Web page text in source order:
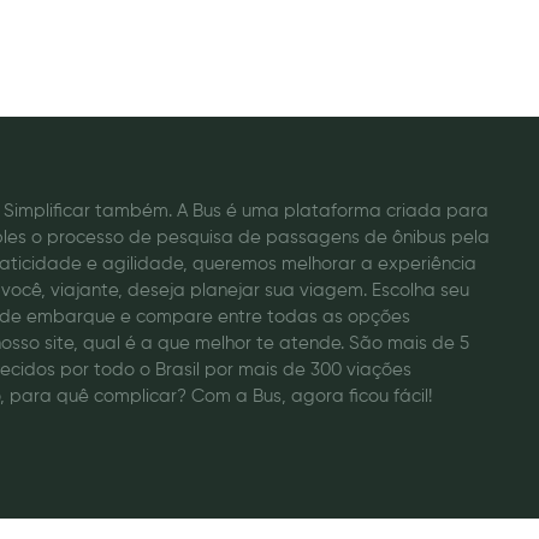
Simplificar também. A Bus é uma plataforma criada para
o processo de pesquisa de passagens de ônibus pela
e agilidade, queremos melhorar a experiência
viajante, deseja planejar sua viagem. Escolha seu
embarque e compare entre todas as opções
site, qual é a que melhor te atende. São mais de 5
por todo o Brasil por mais de 300 viações
para quê complicar? Com a Bus, agora ficou fácil!